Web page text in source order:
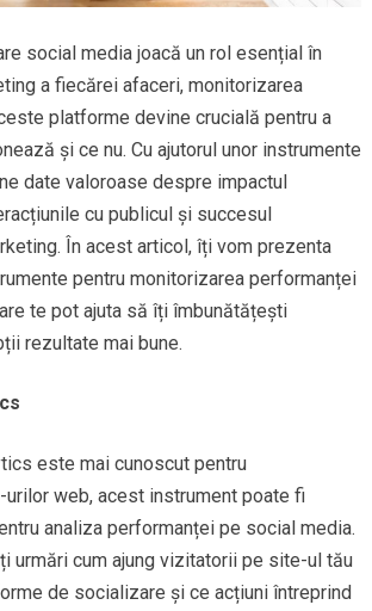
social media joacă un rol esențial în
a fiecărei afaceri, monitorizarea
platforme devine crucială pentru a
și ce nu. Cu ajutorul unor instrumente
date valoroase despre impactul
cu publicul și succesul
În acest articol, îți vom prezenta
pentru monitorizarea performanței
te pot ajuta să îți îmbunătățești
rezultate mai bune.
este mai cunoscut pentru
web, acest instrument poate fi
analiza performanței pe social media.
urmări cum ajung vizitatorii pe site-ul tău
de socializare și ce acțiuni întreprind